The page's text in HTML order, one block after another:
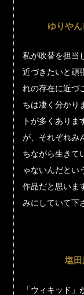
ゆりやん
私が吹替を担当
近づきたいと頑
れの存在に近づ
ちは凄く分かり
トが多くありま
が、それぞれみ
ちながら生きて
ゃないんだとい
作品だと思いま
みにしていて下
塩田
「ウィキッド